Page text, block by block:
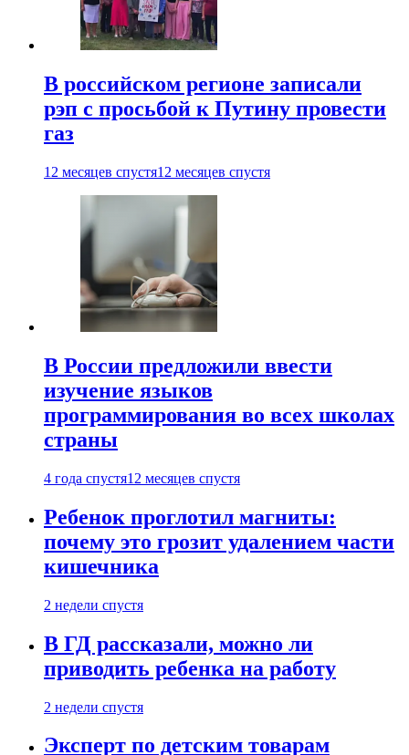
В российском регионе записали
рэп с просьбой к Путину провести
газ
12 месяцев спустя12 месяцев спустя
В России предложили ввести
изучение языков
программирования во всех школах
страны
4 года спустя12 месяцев спустя
Ребенок проглотил магниты:
почему это грозит удалением части
кишечника
2 недели спустя
В ГД рассказали, можно ли
приводить ребенка на работу
2 недели спустя
Эксперт по детским товарам